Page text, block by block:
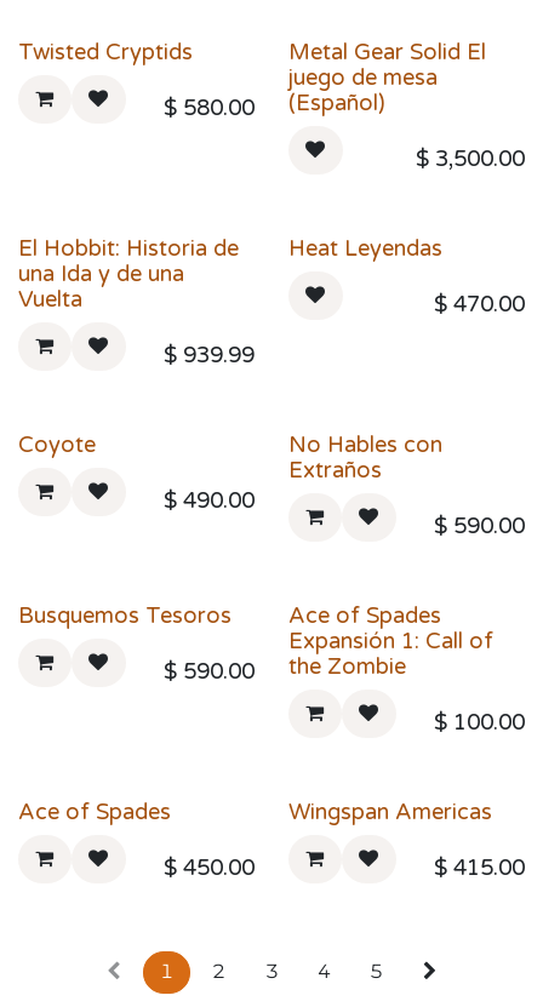
Twisted Cryptids
$ 580.00
Metal Gear Solid El
juego de mesa
(Español)
$ 3,500.00
El Hobbit: Historia de
una Ida y de una
Vuelta
$ 939.99
Heat Leyendas
$ 470.00
Coyote
$ 490.00
No Hables con
Extraños
$ 590.00
Busquemos Tesoros
$ 590.00
Ace of Spades
Expansión 1: Call of
the Zombie
$ 100.00
Ace of Spades
$ 450.00
Wingspan Americas
$ 415.00
1 2 3 4 5